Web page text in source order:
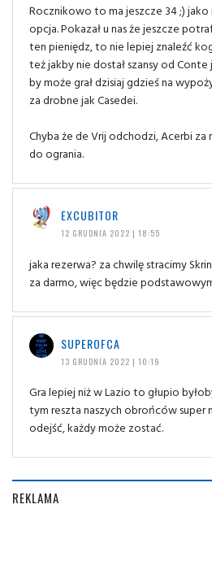
Rocznikowo to ma jeszcze 34 ;) jako
opcja. Pokazał u nas że jeszcze
ten pieniędz, to nie lepiej znaleźć
też jakby nie dostał szansy od
by może grał dzisiaj gdzieś na
za drobne jak Casedei.
Chyba że de Vrij odchodzi, Acerbi za
do ogrania.
EXCUBITOR
12 GRUDNIA 2022 | 18:55
jaka rezerwa? za chwilę stracimy
za darmo, więc będzie
SUPEROFCA
13 GRUDNIA 2022 | 10:19
Gra lepiej niż w Lazio to głupio
tym reszta naszych obrońców super
odejść, każdy może zostać.
REKLAMA